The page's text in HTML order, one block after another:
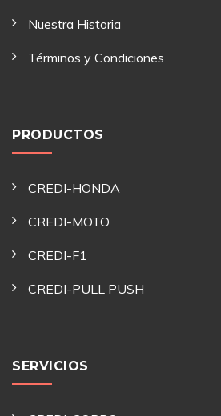
Nuestra Historia
Términos y Condiciones
PRODUCTOS
CREDI-HONDA
CREDI-MOTO
CREDI-F1
CREDI-PULL PUSH
SERVICIOS